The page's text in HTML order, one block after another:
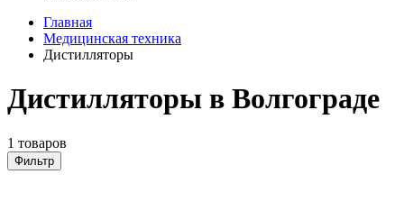
Главная
Медицинская техника
Дистилляторы
Дистилляторы в Волгограде
1 товаров
Фильтр